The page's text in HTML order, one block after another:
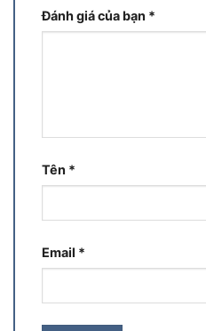
Đánh giá của bạn *
Tên *
Email *